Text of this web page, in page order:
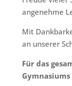
angenehme
Mit
an unserer
Für das